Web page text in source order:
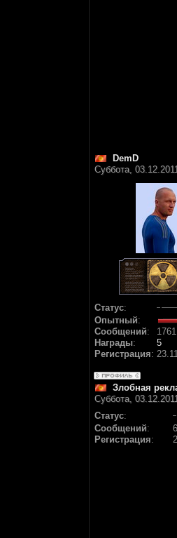
DemD
Суббота,
Статус:
Опытный:
Сообщений:
1761
Награды:
5
Регистрация:
Злобная
Суббота,
Статус:
Сообщений:
Регистрация: